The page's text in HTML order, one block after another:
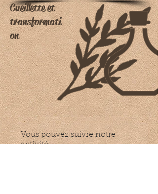
Cueillette et
transformati
on
Vous pouvez suivre notre
activité